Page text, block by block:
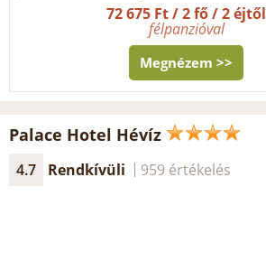
72 675 Ft / 2 fő / 2 éjtől
félpanzióval
Megnézem >>
Palace Hotel Hévíz
4.7 Rendkívüli 959 értékelés